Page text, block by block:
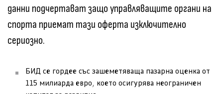
данни подчертават защо управляващите органи на
спорта приемат тази оферта изключително
сериозно.
БИД се гордее със зашеметяваща пазарна оценка от
115 милиарда евро, което осигурява неограничен